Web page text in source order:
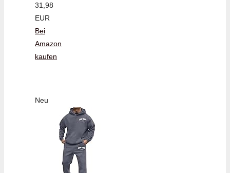
31,98
EUR
Bei
Amazon
kaufen
Neu